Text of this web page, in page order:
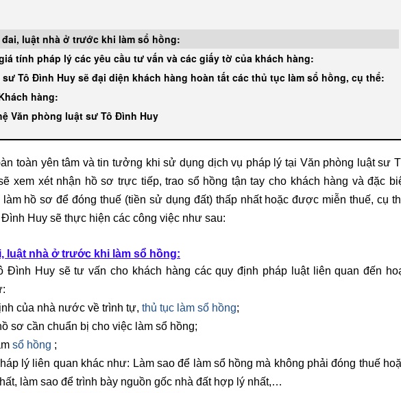
luật nhà ở trước khi làm sổ hồng:
tính pháp lý các yêu cầu tư vấn và các giấy tờ của khách hàng:
Tô Đình Huy sẽ đại diện khách hàng hoàn tất các thủ tục làm sổ hồng, cụ thể:
hàng:
Văn phòng luật sư Tô Đình Huy
toàn yên tâm và tin tưởng khi sử dụng dịch vụ pháp lý tại Văn phòng luật sư
xem xét nhận hồ sơ trực tiếp, trao sổ hồng tận tay cho khách hàng và đặc
hồ sơ để đóng thuế (tiền sử dụng đất) thấp nhất hoặc được miễn thuế, cụ
Huy sẽ thực hiện các công việc như sau:
luật nhà ở trước khi làm sổ hồng:
Đình Huy sẽ tư vấn cho khách hàng các quy định pháp luật liên quan đến
của nhà nước về trình tự, thủ tục làm sổ hồng;
sơ cần chuẩn bị cho việc làm sổ hồng;
sổ hồng ;
lý liên quan khác như: Làm sao để làm sổ hồng mà không phải đóng thuế
làm sao để trình bày nguồn gốc nhà đất hợp lý nhất,…